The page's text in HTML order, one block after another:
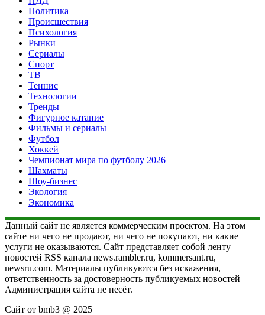
Политика
Происшествия
Психология
Рынки
Сериалы
Спорт
ТВ
Теннис
Технологии
Тренды
Фигурное катание
Фильмы и сериалы
Футбол
Хоккей
Чемпионат мира по футболу 2026
Шахматы
Шоу-бизнес
Экология
Экономика
Данный сайт не является коммерческим проектом. На этом
сайте ни чего не продают, ни чего не покупают, ни какие
услуги не оказываются. Сайт представляет собой ленту
новостей RSS канала news.rambler.ru, kommersant.ru,
newsru.com. Материалы публикуются без искажения,
ответственность за достоверность публикуемых новостей
Администрация сайта не несёт.
Сайт от bmb3 @ 2025